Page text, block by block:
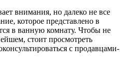
внимания, но далеко не все
которое представлено в
в ванную комнату. Чтобы не
стоит просмотреть
с продавцами-